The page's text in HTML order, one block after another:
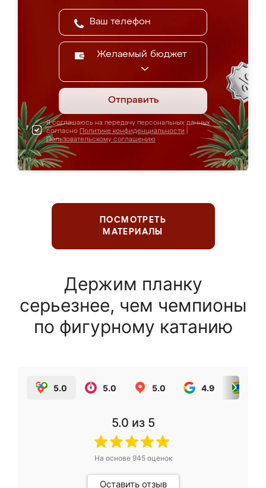
Желаемый бюджет
Отправить
Я соглашаюсь на передачу персональных данных
согласно Политике конфиденциальности
Пользовательскому соглашению
ПОСМОТРЕТЬ
МАТЕРИАЛЫ
Держим планку
серьезнее, чем чемпионы
по фигурному катанию
5.0 5.0 5.0 4.9
5.0 из 5
На основе 945оценок
Оставить отзыв